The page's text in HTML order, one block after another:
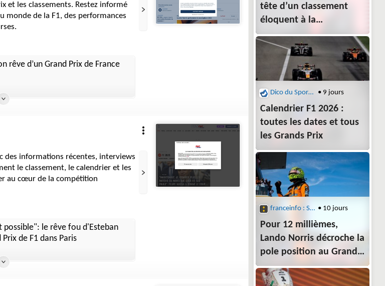
et les classements. Restez informé
monde de la F1, des performances
rêve d’un Grand Prix de France
des informations récentes, interviews
le classement, le calendrier et les
au cœur de la compétition
possible": le rêve fou d'Esteban
de F1 dans Paris
tête d’un classement
éloquent à la
trêve estivale
Dico du Sport : F1 • 9 jours
Calendrier F1 2026 :
toutes les dates et tous
les Grands Prix
franceinfo : Sports : Auto-Moto • 10 jours
Pour 12 millièmes,
Lando Norris décroche la
pole position au Grand
Prix de Hongrie devant
Lewis Hamilton,